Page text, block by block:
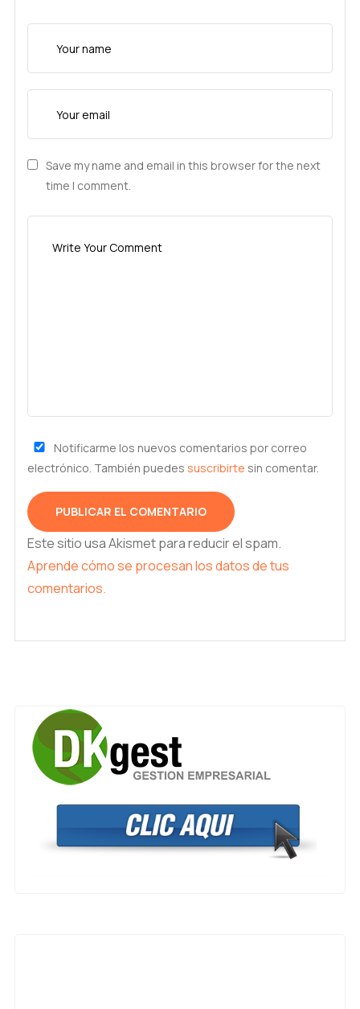
Save my name and email in this browser for the next
time I comment.
Notificarme los nuevos comentarios por correo
electrónico. También puedes suscribirte sin comentar.
Este sitio usa Akismet para reducir el spam.
Aprende cómo se procesan los datos de tus
comentarios.